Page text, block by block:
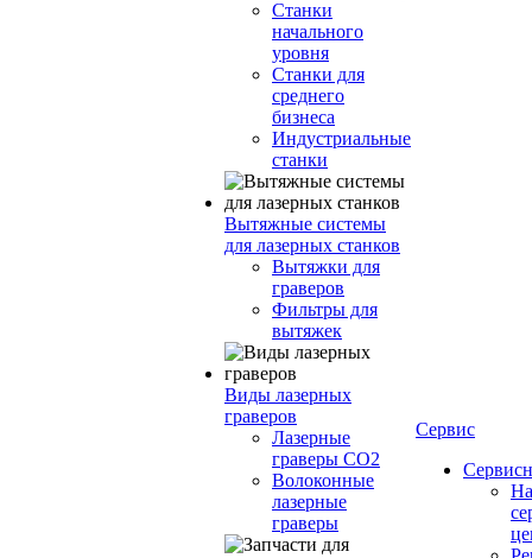
Cтанки
начального
уровня
Станки для
среднего
бизнеса
Индустриальные
станки
Вытяжные системы
для лазерных станков
Вытяжки для
граверов
Фильтры для
вытяжек
Виды лазерных
граверов
Лазерные
граверы СО2
Волоконные
лазерные
граверы
Сервис